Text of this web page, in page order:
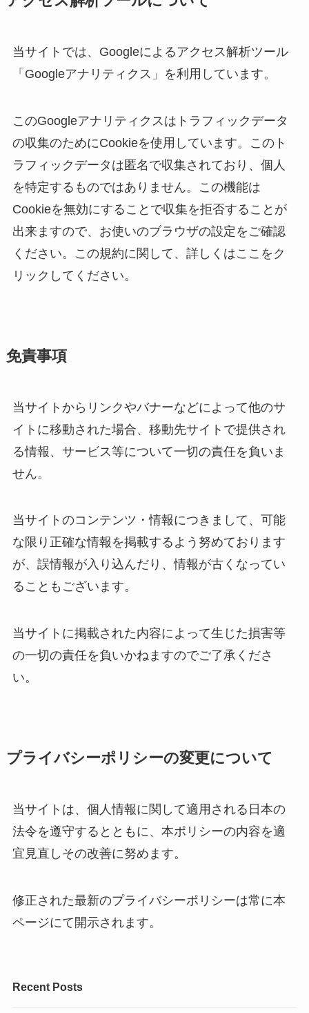
当サイトでは、Googleによるアクセス解析ツール
「Googleアナリティクス」を利用しています。
このGoogleアナリティクスはトラフィックデータ
の収集のためにCookieを使用しています。このト
ラフィックデータは匿名で収集されており、個人
を特定するものではありません。この機能は
Cookieを無効にすることで収集を拒否することが
出来ますので、お使いのブラウザの設定をご確認
ください。この規約に関して、詳しくはここをク
リックしてください。
免責事項
当サイトからリンクやバナーなどによって他のサ
イトに移動された場合、移動先サイトで提供され
る情報、サービス等について一切の責任を負いま
せん。
当サイトのコンテンツ・情報につきまして、可能
な限り正確な情報を掲載するよう努めております
が、誤情報が入り込んだり、情報が古くなってい
ることもございます。
当サイトに掲載された内容によって生じた損害等
の一切の責任を負いかねますのでご了承くださ
い。
プライバシーポリシーの変更について
当サイトは、個人情報に関して適用される日本の
法令を遵守するとともに、本ポリシーの内容を適
宜見直しその改善に努めます。
修正された最新のプライバシーポリシーは常に本
ページにて開示されます。
Recent Posts